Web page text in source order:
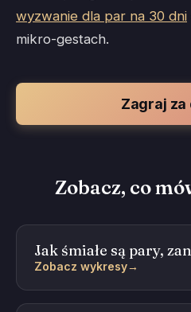
wyzwanie dla par na 30 dni
mikro-gestach.
Zagraj za
Zobacz, co
Jak śmiałe są pary,
Zobacz wykresy→